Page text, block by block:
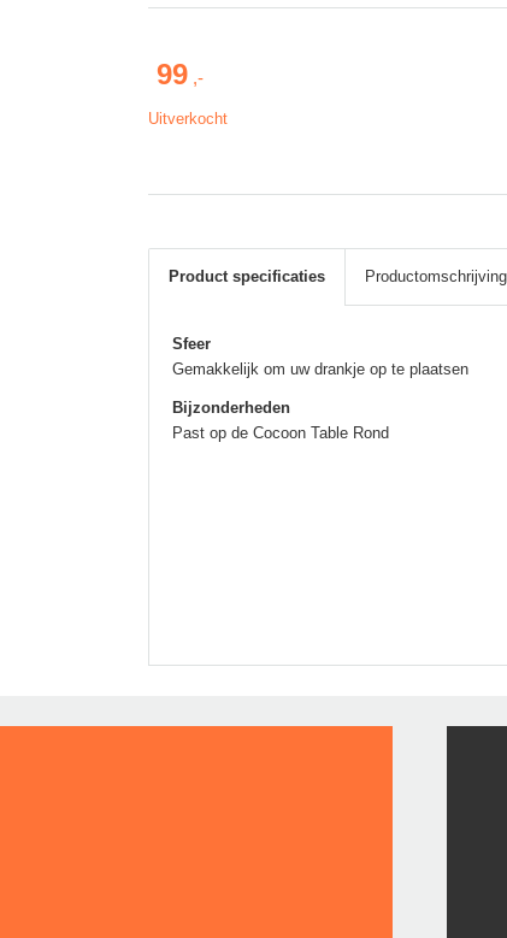
99
Uitverkocht
Product specificaties Productomschrijving
Sfeer
Gemakkelijk om uw drankje op te plaatsen
Bijzonderheden
Past op de Cocoon Table Rond